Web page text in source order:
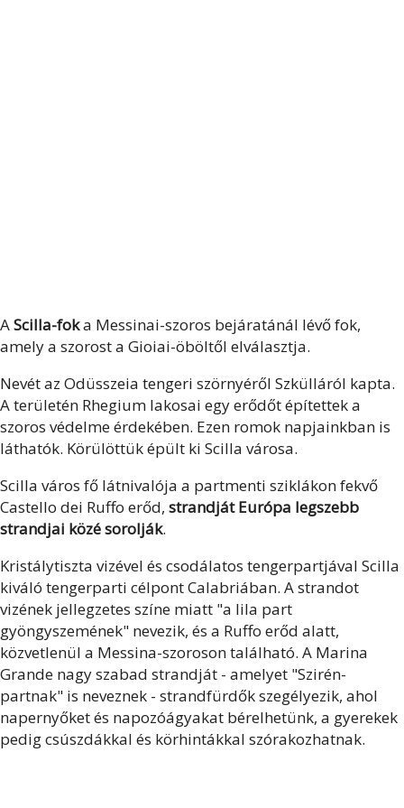
AScilla-foka Messinai-szoros bejáratánál lévő fok,
amely a szorost a Gioiai-öböltől elválasztja.
Nevét az Odüsszeia tengeri szörnyéről Szkülláról kapta.
A területén Rhegium lakosai egy erődőt építettek a
szoros védelme érdekében. Ezen romok napjainkban is
láthatók. Körülöttük épült ki Scilla városa.
Scilla város fő látnivalója a partmenti sziklákon fekvő
Castello dei Ruffo erőd, strandját Európa legszebb
strandjai közé sorolják.
Kristálytiszta vizével és csodálatos tengerpartjával Scilla
kiváló tengerparti célpont Calabriában. A strandot
vizének jellegzetes színe miatt "a lila part
gyöngyszemének" nevezik, és a Ruffo erőd alatt,
közvetlenül a Messina-szoroson található. A Marina
Grande nagy szabad strandját - amelyet "Szirén-
partnak" is neveznek - strandfürdők szegélyezik, ahol
napernyőket és napozóágyakat bérelhetünk, a gyerekek
pedig csúszdákkal és körhintákkal szórakozhatnak.